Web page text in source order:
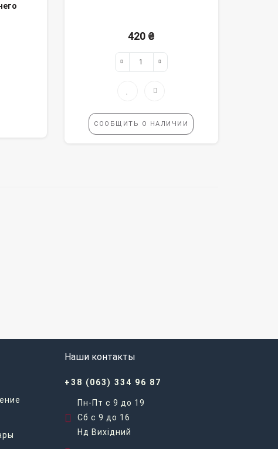
420 ₴
СООБЩИТЬ О НАЛИЧИИ
Наши контакты
+38 (063) 334 96 87
Пн-Пт с 9 до 19
Сб с 9 до 16
Нд Вихідний